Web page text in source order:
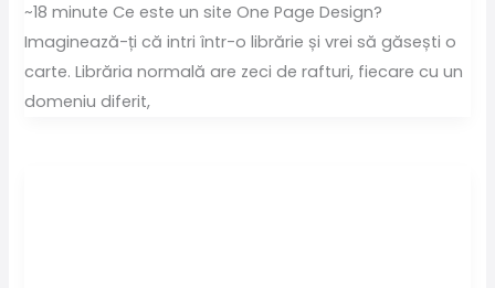
~18 minute Ce este un site One Page Design?
Imaginează-ți că intri într-o librărie și vrei să găsești o
carte. Librăria normală are zeci de rafturi, fiecare cu un
domeniu diferit,